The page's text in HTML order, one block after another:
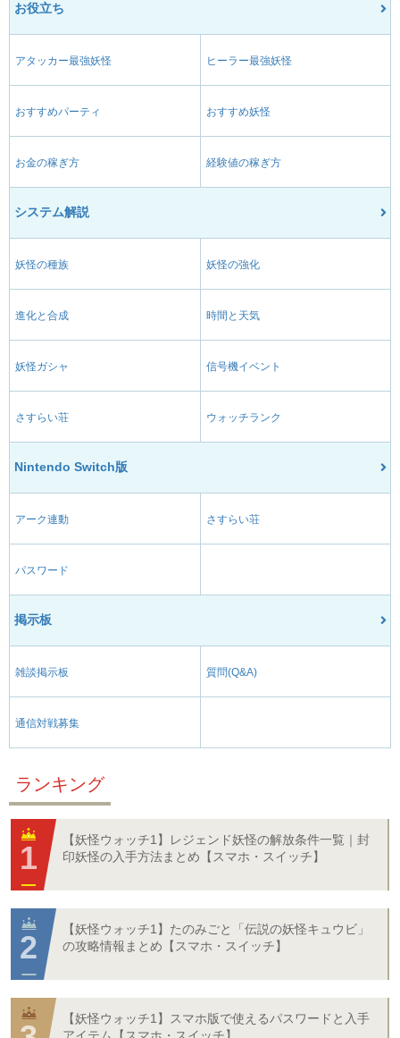
お役立ち
アタッカー最強妖怪 ヒーラー最強妖怪
おすすめパーティ おすすめ妖怪
お金の稼ぎ方 経験値の稼ぎ方
システム解説
妖怪の種族 妖怪の強化
進化と合成 時間と天気
妖怪ガシャ 信号機イベント
さすらい荘 ウォッチランク
Nintendo Switch版
アーク連動 さすらい荘
パスワード
掲示板
雑談掲示板 質問(Q&A)
通信対戦募集
ランキング
【妖怪ウォッチ1】レジェンド妖怪の解放条件一覧｜封
印妖怪の入手方法まとめ【スマホ・スイッチ】
【妖怪ウォッチ1】たのみごと「伝説の妖怪キュウビ」
の攻略情報まとめ【スマホ・スイッチ】
【妖怪ウォッチ1】スマホ版で使えるパスワードと入手
アイテム【スマホ・スイッチ】